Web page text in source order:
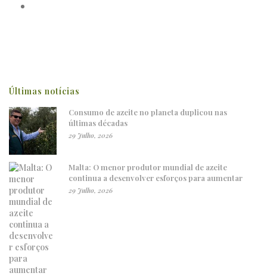
Últimas notícias
Consumo de azeite no planeta duplicou nas
últimas décadas
29 Julho, 2026
Malta: O menor produtor mundial de azeite
continua a desenvolver esforços para aumentar
29 Julho, 2026